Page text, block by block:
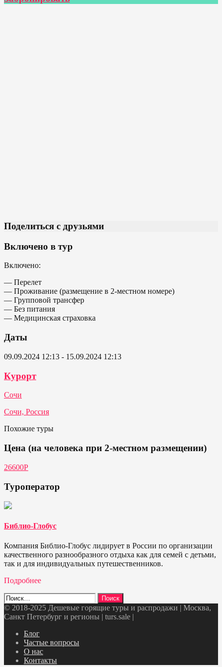
Поделиться с друзьями
Включено в тур
Включено:
— Перелет
— Проживание (размещение в 2-местном номере)
— Групповой трансфер
— Без питания
— Медицинская страховка
Даты
09.09.2024 12:13 - 15.09.2024 12:13
Курорт
Сочи
Сочи, Россия
Похожие туры
Цена (на человека при 2-местном размещении)
26600Р
Туроператор
Библио-Глобус
Компания Библио-Глобус лидирует в России по организации
качественного разнообразного отдыха как для семей с детьми,
так и для индивидуальных путешественников.
Подробнее
Найти:
© 2018-2025 Дешевые горящие туры и распродажи | Москва,
Санкт Петербург и регионы | turs.sale |
Блог
Частые вопросы
О нас
Контакты